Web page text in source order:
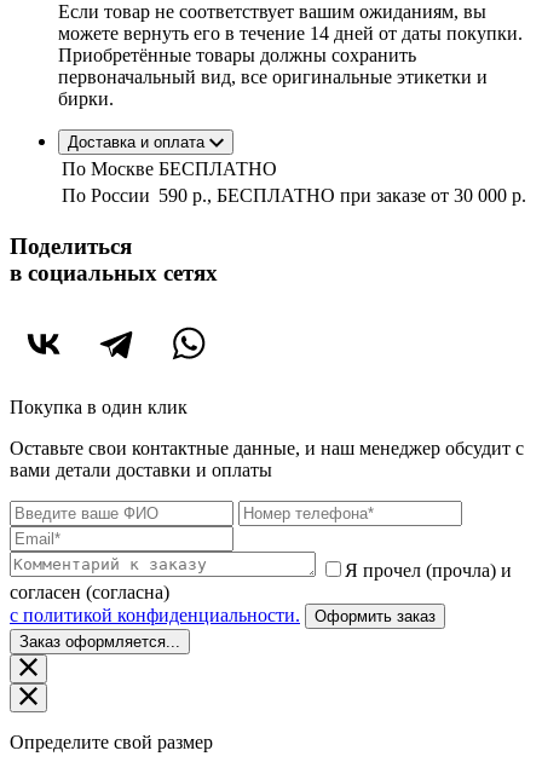
Если товар не соответствует вашим ожиданиям, вы
можете вернуть его в течение 14 дней от даты покупки.
Приобретённые товары должны сохранить
первоначальный вид, все оригинальные этикетки и
бирки.
Доставка и оплата
По Москве БЕСПЛАТНО
По России 590 р., БЕСПЛАТНО при заказе от 30 000 р.
Поделиться
в социальных сетях
Покупка в один клик
Оставьте свои контактные данные, и наш менеджер обсудит с
вами детали доставки и оплаты
Я прочел (прочла) и
согласен (согласна)
c политикой конфиденциальности.
Оформить заказ
Заказ оформляется...
Определите свой размер